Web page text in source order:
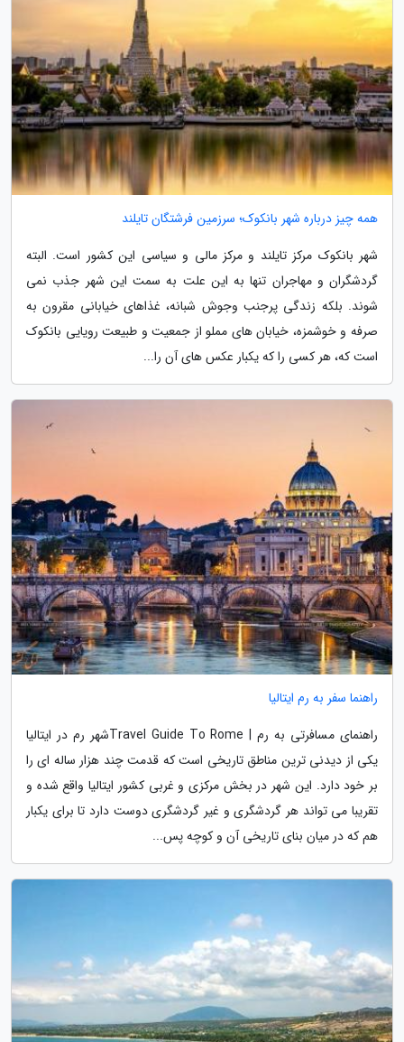
همه چیز درباره شهر بانکوک؛ سرزمین فرشتگان تایلند
شهر بانکوک مرکز تایلند و مرکز مالی و سیاسی این کشور است. البته
گردشگران و مهاجران تنها به این علت به سمت این شهر جذب نمی
شوند. بلکه زندگی پرجنب وجوش شبانه، غذاهای خیابانی مقرون به
صرفه و خوشمزه، خیابان های مملو از جمعیت و طبیعت رویایی بانکوک
است که، هر کسی را که یکبار عکس های آن را...
راهنما سفر به رم ایتالیا
راهنمای مسافرتی به رم | Travel Guide To Romeشهر رم در ایتالیا
یکی از دیدنی ترین مناطق تاریخی است که قدمت چند هزار ساله ای را
بر خود دارد. این شهر در بخش مرکزی و غربی کشور ایتالیا واقع شده و
تقریبا می تواند هر گردشگری و غیر گردشگری دوست دارد تا برای یکبار
هم که در میان بنای تاریخی آن و کوچه پس...